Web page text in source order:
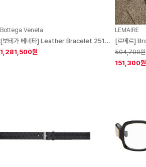
Bottega Veneta
[보테가 베네타] Leather Bracelet 251798M142006
1,281,500원
LEMAIRE
504,700원
151,300원